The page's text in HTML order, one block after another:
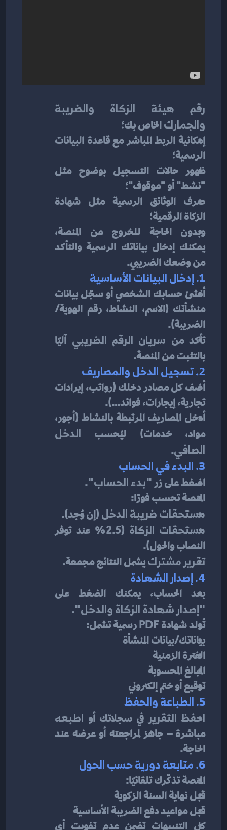
والجمارك الخاص بك؛
الرسمية؛
"نشط" أو "موقوف"؛
الزكاة الرقمية؛
يمكنك إدخال بياناتك الرسمية والتأكد
من وضعك الضريبي.
1. إدخال البيانات الأساسية
منشأتك (الاسم، النشاط، رقم الهوية/
الضريبة).
تأكد من سريان الرقم الضريبي
بالتثبت من المنصة.
2. تسجيل الدخل والمصاريف
تجارية، إيجارات، فوائد…).
مواد، خدمات) ليُحسب
الصافي.
3. البدء في الحساب
اضغط على زر "بدء الحساب".
المنصة تحسب فورًا:
مستحقات ضريبة الدخل (إن وُجد).
مستحقات الزكاة (2.5 % عند توفر
النصاب والحول).
تقرير مشترك يشمل النتائج مجمعة.
4. إصدار الشهادة
بعد الحساب، يمكنك الضغط على
"إصدار شهادة الزكاة والدخل".
تُولد شهادة PDF رسمية تشمل:
بياناتك/بيانات المنشأة
الفترة الزمنية
المبالغ المحسوبة
توقيع أو ختم إلكتروني
5. الطباعة والحفظ
احفظ التقرير في سجلاتك أو اطبعه
مباشرة – جاهز لمراجعته أو عرضه عند
الحاجة.
6. متابعة دورية حسب الحول
المنصة تذكّرك تلقائيًا:
قبل نهاية السنة الزكوية
قبل مواعيد دفع الضريبة الأساسية